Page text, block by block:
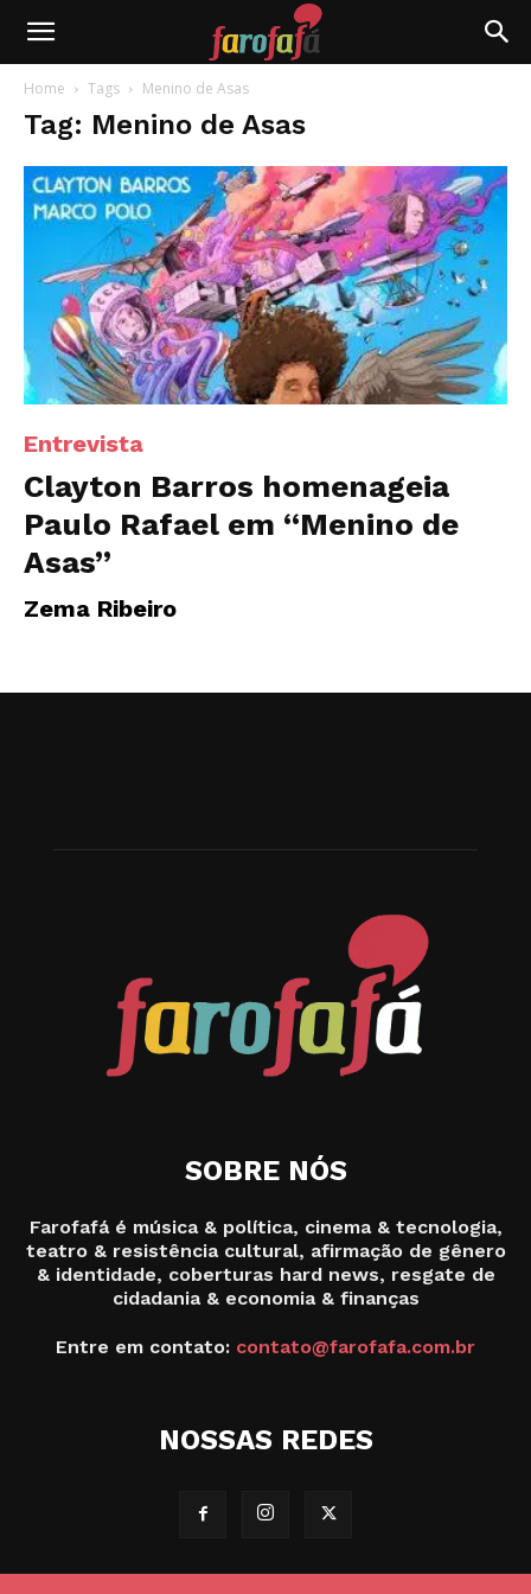
Farofafá
Home Tags Menino de Asas
Tag: Menino de Asas
Entrevista
Clayton Barros homenageia
Paulo Rafael em “Menino de
Asas”
Zema Ribeiro
SOBRE NÓS
Farofafá é música & política, cinema & tecnologia,
teatro & resistência cultural, afirmação de gênero
& identidade, coberturas hard news, resgate de
cidadania & economia & finanças
Entre em contato: contato@farofafa.com.br
NOSSAS REDES